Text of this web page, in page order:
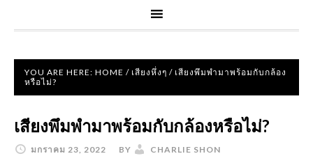
YOU ARE HERE: HOME / เสียงหึ่งๆ / เสียงพึมพำมาพร้อมกับกล้อง
หรือไม่?
เสียงพึมพำมาพร้อมกับกล้องหรือไม่?
มกราคม 23, 2022 BY CHARLIE SHON